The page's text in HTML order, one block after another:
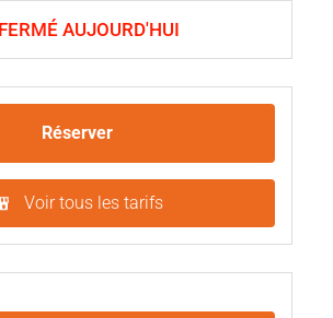
FERMÉ AUJOURD'HUI
Réserver
Voir tous les tarifs